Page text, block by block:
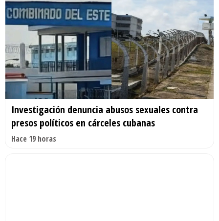
Investigación denuncia abusos sexuales contra
presos políticos en cárceles cubanas
Hace 19 horas